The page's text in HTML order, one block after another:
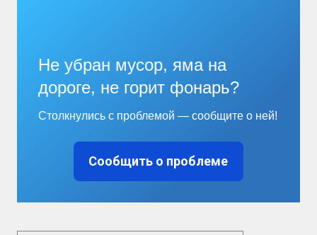
Не убран мусор, яма на
дороге, не горит фонарь?
Столкнулись с проблемой — сообщите о ней!
Сообщить о проблеме